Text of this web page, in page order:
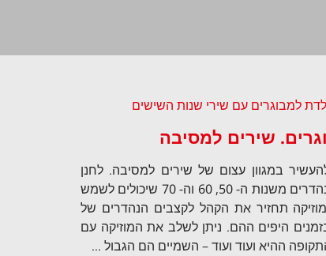
שירים למסיבה
במגוון עצום של שירים למסיבה. לחנן
דרורי קטעי מוזיקה לאירועים וקליפים נהדרים משנות ה- 50, 60 וה- 70 שיכולים לשמש
תחזיר את הקהל לקצבים הנהדרים של
בזמנים היפים ההם. ניתן לשלב את המוזיקה עם
ההיא ועוד ועוד – השמיים הם הגבול ...